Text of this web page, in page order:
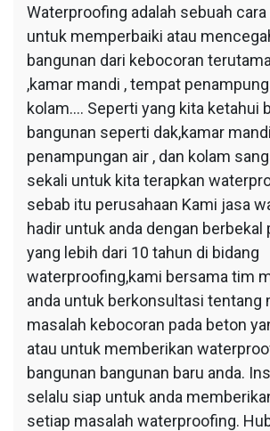
Waterproofing adalah sebuah
untuk memperbaiki atau
bangunan dari kebocoran
,kamar mandi , tempat
kolam…. Seperti yang kita ketahui
bangunan seperti dak,kamar
penampungan air , dan kolam
sekali untuk kita terapkan
sebab itu perusahaan Kami jasa
hadir untuk anda dengan berbekal
yang lebih dari 10 tahun di bidang
waterproofing,kami bersama tim
anda untuk berkonsultasi tentang
masalah kebocoran pada beton
atau untuk memberikan
bangunan bangunan baru anda.
selalu siap untuk anda
setiap masalah waterproofing.